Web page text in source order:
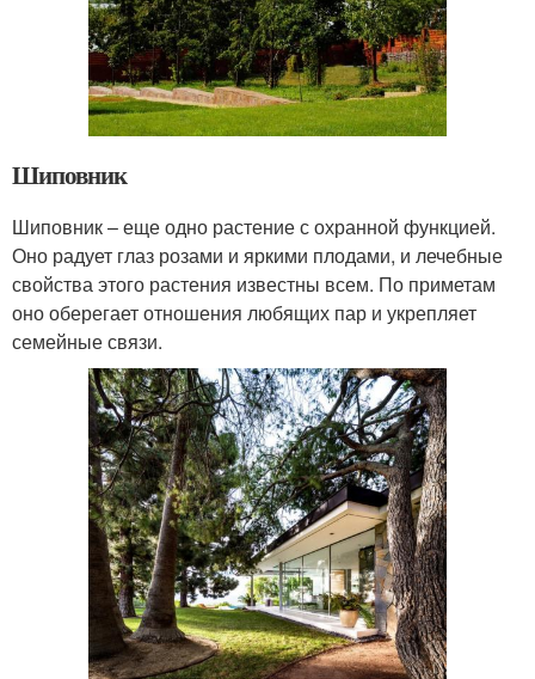
Шиповник
Шиповник – еще одно растение с охранной функцией.
Оно радует глаз розами и яркими плодами, и лечебные
свойства этого растения известны всем. По приметам
оно оберегает отношения любящих пар и укрепляет
семейные связи.